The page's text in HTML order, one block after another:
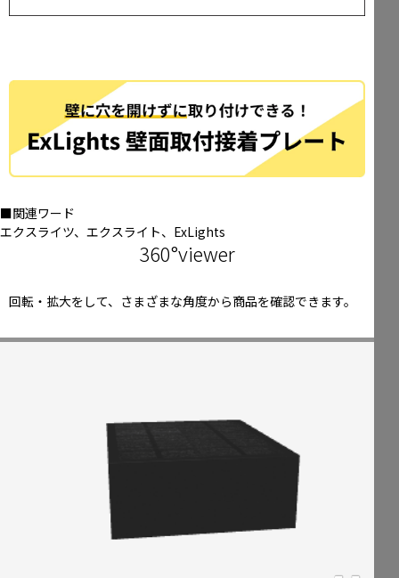
■関連ワード
エクスライツ、エクスライト、ExLights
360°viewer
回転・拡大をして、さまざまな角度から商品を確認できます。